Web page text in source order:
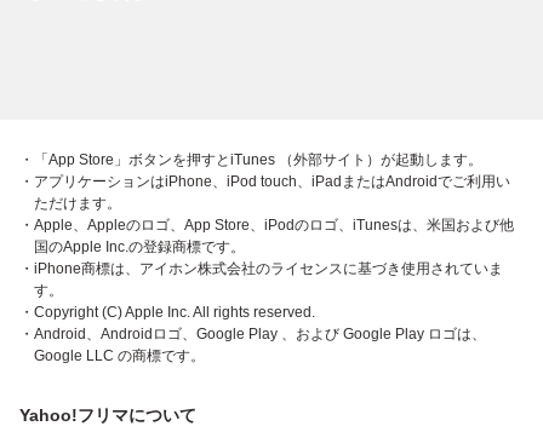
・「App Store」ボタンを押すとiTunes （外部サイト）が起動します。
・アプリケーションはiPhone、iPod touch、iPadまたはAndroidでご利用い
ただけます。
・Apple、Appleのロゴ、App Store、iPodのロゴ、iTunesは、米国および他
国のApple Inc.の登録商標です。
・iPhone商標は、アイホン株式会社のライセンスに基づき使用されていま
す。
・Copyright (C) Apple Inc. All rights reserved.
・Android、Androidロゴ、Google Play 、および Google Play ロゴは、
Google LLC の商標です。
Yahoo!フリマについて